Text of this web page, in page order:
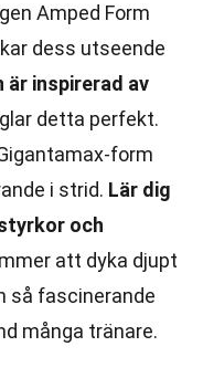
Amped Form
dess utseende
inspirerad av
detta perfekt.
form
i strid. Lär dig
och
att dyka djupt
så fascinerande
många tränare.